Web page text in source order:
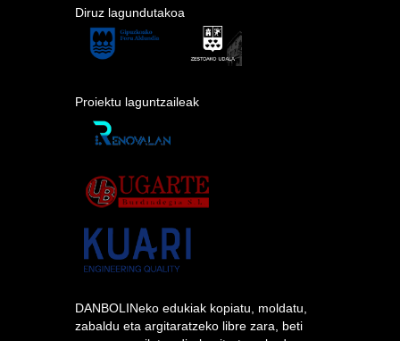
Diruz lagundutakoa
Proiektu laguntzaileak
DANBOLINeko edukiak kopiatu, moldatu,
zabaldu eta argitaratzeko libre zara, beti